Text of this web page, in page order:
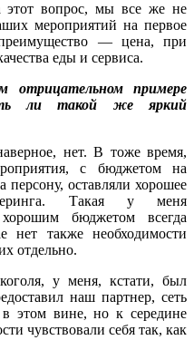
этот вопрос, мы все же не
мероприятий на первое
преимущество — цена, при
еды и сервиса.
примере
ли такой же яркий
нет. В тоже время,
с бюджетом на
персону, оставляли хорошее
Такая у меня
бюджетом всегда
нет также необходимости
отдельно.
у меня, кстати, был
наш партнер, сеть
этом вине, но к середине
чувствовали себя так, как